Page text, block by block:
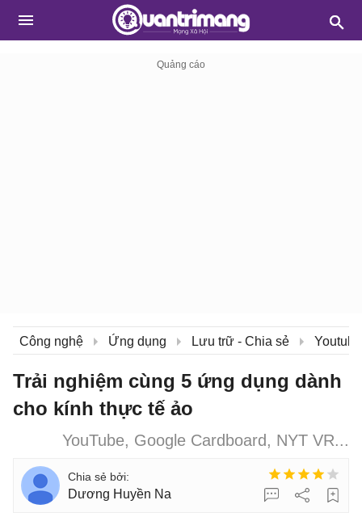
Công nghệ Ứng dụng Lưu trữ - Chia sẻ Youtube
Trải nghiệm cùng 5 ứng dụng dành
cho kính thực tế ảo
YouTube, Google Cardboard, NYT VR...
Dương Huyền Na